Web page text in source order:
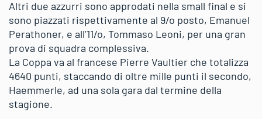
Altri due azzurri sono approdati nella small final e si
sono piazzati rispettivamente al 9/o posto, Emanuel
Perathoner, e all’11/o, Tommaso Leoni, per una gran
prova di squadra complessiva.
La Coppa va al francese Pierre Vaultier che totalizza
4640 punti, staccando di oltre mille punti il secondo,
Haemmerle, ad una sola gara dal termine della
stagione.